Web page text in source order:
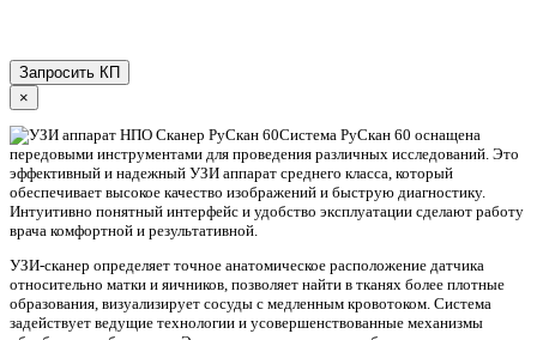
Запросить КП
×
Система РуСкан 60 оснащена
передовыми инструментами для проведения различных исследований. Это
эффективный и надежный УЗИ аппарат среднего класса, который
обеспечивает высокое качество изображений и быструю диагностику.
Интуитивно понятный интерфейс и удобство эксплуатации сделают работу
врача комфортной и результативной.
УЗИ-сканер определяет точное анатомическое расположение датчика
относительно матки и яичников, позволяет найти в тканях более плотные
образования, визуализирует сосуды с медленным кровотоком. Система
задействует ведущие технологии и усовершенствованные механизмы